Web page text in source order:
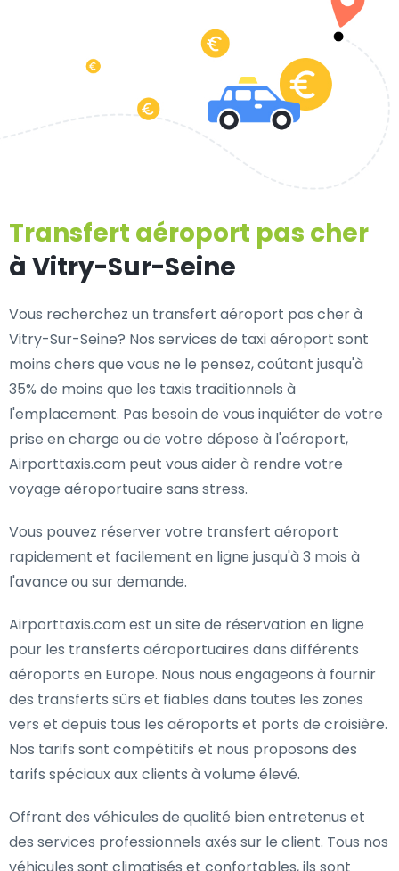
Transfert aéroport pas cher
à Vitry-Sur-Seine
Vous recherchez un transfert aéroport pas cher à
Vitry-Sur-Seine? Nos services de taxi aéroport sont
moins chers que vous ne le pensez, coûtant jusqu'à
35% de moins que les taxis traditionnels à
l'emplacement. Pas besoin de vous inquiéter de votre
prise en charge ou de votre dépose à l'aéroport,
Airporttaxis.com peut vous aider à rendre votre
voyage aéroportuaire sans stress.
Vous pouvez réserver votre transfert aéroport
rapidement et facilement en ligne jusqu'à 3 mois à
l'avance ou sur demande.
Airporttaxis.com est un site de réservation en ligne
pour les transferts aéroportuaires dans différents
aéroports en Europe. Nous nous engageons à fournir
des transferts sûrs et fiables dans toutes les zones
vers et depuis tous les aéroports et ports de croisière.
Nos tarifs sont compétitifs et nous proposons des
tarifs spéciaux aux clients à volume élevé.
Offrant des véhicules de qualité bien entretenus et
des services professionnels axés sur le client. Tous nos